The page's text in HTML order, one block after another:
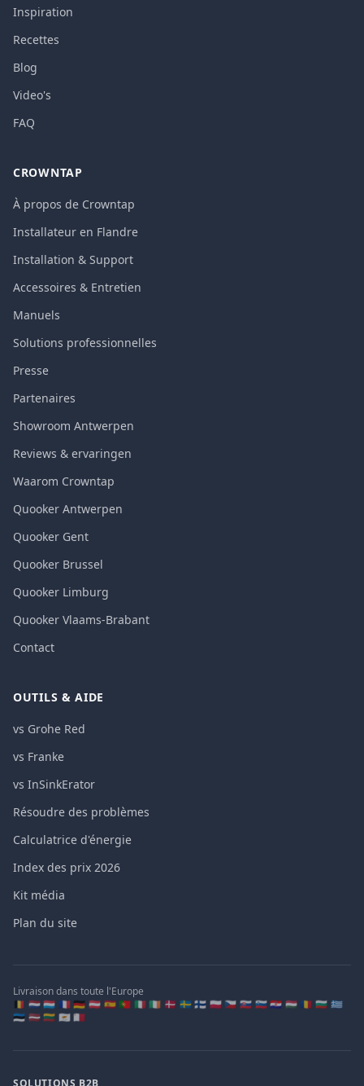
Inspiration
Recettes
Blog
Video's
FAQ
CROWNTAP
À propos de Crowntap
Installateur en Flandre
Installation & Support
Accessoires & Entretien
Manuels
Solutions professionnelles
Presse
Partenaires
Showroom Antwerpen
Reviews & ervaringen
Waarom Crowntap
Quooker Antwerpen
Quooker Gent
Quooker Brussel
Quooker Limburg
Quooker Vlaams-Brabant
Contact
OUTILS & AIDE
vs Grohe Red
vs Franke
vs InSinkErator
Résoudre des problèmes
Calculatrice d'énergie
Index des prix 2026
Kit média
Plan du site
Livraison dans toute l'Europe
🇧🇪 🇳🇱 🇱🇺 🇫🇷 🇩🇪 🇦🇹 🇪🇸 🇵🇹 🇮🇹 🇮🇪 🇩🇰 🇸🇪 🇫🇮 🇵🇱 🇨🇿 🇸🇰 🇸🇮 🇭🇷 🇭🇺 🇷🇴 🇧🇬 🇬🇷
🇪🇪 🇱🇻 🇱🇹 🇨🇾 🇲🇹
SOLUTIONS B2B